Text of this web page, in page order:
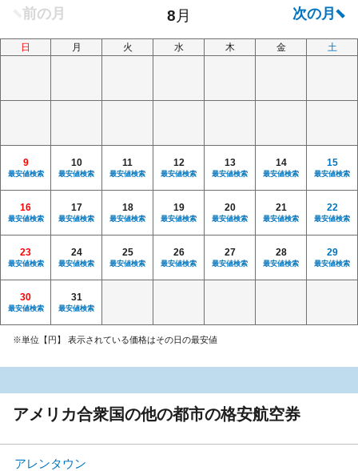
日 月 火 水 木 金 土
9
最安値検索
10
最安値検索
11
最安値検索
12
最安値検索
13
最安値検索
14
最安値検索
15
最安値検索
16
最安値検索
17
最安値検索
18
最安値検索
19
最安値検索
20
最安値検索
21
最安値検索
22
最安値検索
23
最安値検索
24
最安値検索
25
最安値検索
26
最安値検索
27
最安値検索
28
最安値検索
29
最安値検索
30
最安値検索
31
最安値検索
※単位【円】 表示されている価格はその日の最安値
アメリカ合衆国の他の都市の格安航空券
アレンタウン